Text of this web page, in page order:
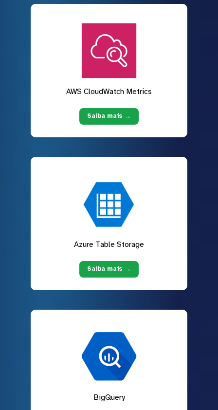
AWS CloudWatch Metrics
Saiba mais →
Azure Table Storage
Saiba mais →
BigQuery